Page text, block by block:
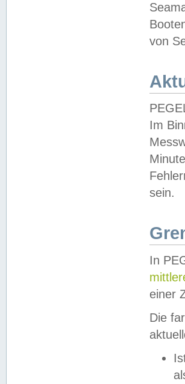
von
Im
sein.
In
einer
Die